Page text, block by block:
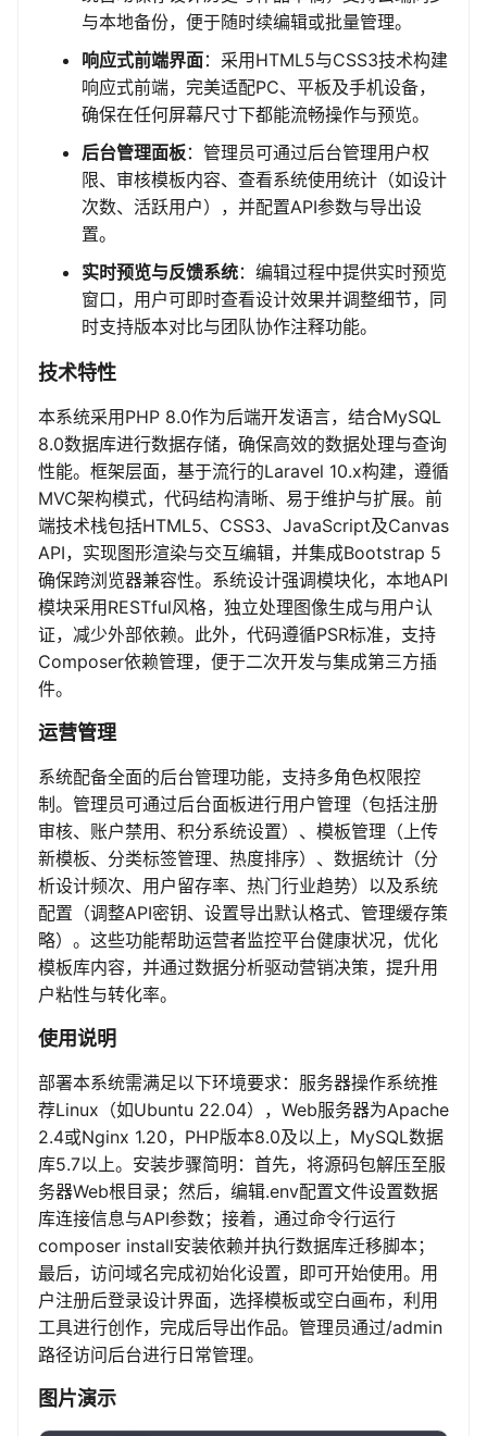
与本地备份，便于随时续编辑或批量管理。
响应式前端界面：采用HTML5与CSS3技术构建
响应式前端，完美适配PC、平板及手机设备，
确保在任何屏幕尺寸下都能流畅操作与预览。
后台管理面板：管理员可通过后台管理用户权
限、审核模板内容、查看系统使用统计（如设计
次数、活跃用户），并配置API参数与导出设
置。
实时预览与反馈系统：编辑过程中提供实时预览
窗口，用户可即时查看设计效果并调整细节，同
时支持版本对比与团队协作注释功能。
技术特性
本系统采用PHP 8.0作为后端开发语言，结合MySQL
8.0数据库进行数据存储，确保高效的数据处理与查询
性能。框架层面，基于流行的Laravel 10.x构建，遵循
MVC架构模式，代码结构清晰、易于维护与扩展。前
端技术栈包括HTML5、CSS3、JavaScript及Canvas
API，实现图形渲染与交互编辑，并集成Bootstrap 5
确保跨浏览器兼容性。系统设计强调模块化，本地API
模块采用RESTful风格，独立处理图像生成与用户认
证，减少外部依赖。此外，代码遵循PSR标准，支持
Composer依赖管理，便于二次开发与集成第三方插
件。
运营管理
系统配备全面的后台管理功能，支持多角色权限控
制。管理员可通过后台面板进行用户管理（包括注册
审核、账户禁用、积分系统设置）、模板管理（上传
新模板、分类标签管理、热度排序）、数据统计（分
析设计频次、用户留存率、热门行业趋势）以及系统
配置（调整API密钥、设置导出默认格式、管理缓存策
略）。这些功能帮助运营者监控平台健康状况，优化
模板库内容，并通过数据分析驱动营销决策，提升用
户粘性与转化率。
使用说明
部署本系统需满足以下环境要求：服务器操作系统推
荐Linux（如Ubuntu 22.04），Web服务器为Apache
2.4或Nginx 1.20，PHP版本8.0及以上，MySQL数据
库5.7以上。安装步骤简明：首先，将源码包解压至服
务器Web根目录；然后，编辑.env配置文件设置数据
库连接信息与API参数；接着，通过命令行运行
composer install安装依赖并执行数据库迁移脚本；
最后，访问域名完成初始化设置，即可开始使用。用
户注册后登录设计界面，选择模板或空白画布，利用
工具进行创作，完成后导出作品。管理员通过/admin
路径访问后台进行日常管理。
图片演示